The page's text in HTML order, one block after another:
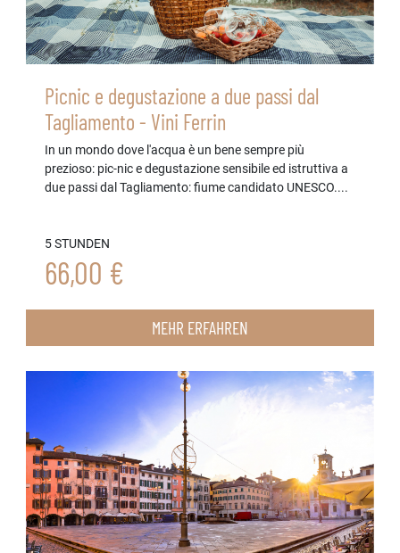
Picnic e degustazione a due passi dal
Tagliamento - Vini Ferrin
In un mondo dove l'acqua è un bene sempre più
prezioso: pic-nic e degustazione sensibile ed istruttiva a
due passi dal Tagliamento: fiume candidato UNESCO....
5 STUNDEN
66,00 €
MEHR ERFAHREN